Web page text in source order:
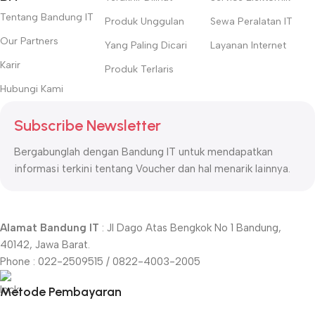
Tentang Bandung IT
Our Partners
Karir
Hubungi Kami
Produk Unggulan
Yang Paling Dicari
Produk Terlaris
Sewa Peralatan IT
Layanan Internet
Subscribe Newsletter
Bergabunglah dengan Bandung IT untuk mendapatkan
informasi terkini tentang Voucher dan hal menarik lainnya.
Alamat Bandung IT : Jl Dago Atas Bengkok No 1 Bandung,
40142, Jawa Barat.
Phone : 022-2509515 / 0822-4003-2005
Metode Pembayaran